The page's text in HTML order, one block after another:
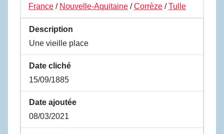
France / Nouvelle-Aquitaine /Corrèze /Tulle
Description
Une vieille place
Date cliché
15/09/1885
Date ajoutée
08/03/2021